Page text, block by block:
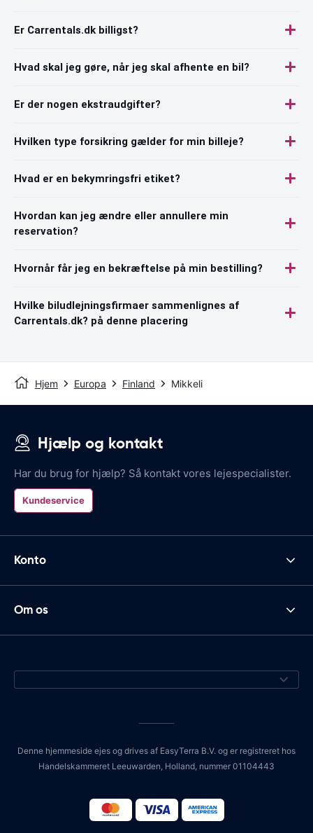
Er Carrentals.dk billigst?
Hvad skal jeg gøre, når jeg skal afhente en bil?
Er der nogen ekstraudgifter?
Hvilken type forsikring gælder for min billeje?
Hvad er en bekymringsfri etiket?
Hvordan kan jeg ændre eller annullere min
reservation?
Hvornår får jeg en bekræftelse på min bestilling?
Hvilke biludlejningsfirmaer sammenlignes af
Carrentals.dk? på denne placering
Hjem Europa Finland Mikkeli
Hjælp og kontakt
Har du brug for hjælp? Så kontakt vores lejespecialister.
Kundeservice
Konto
Om os
Denne hjemmeside ejes og drives af EasyTerra B.V. og er registreret hos
Handelskammeret Leeuwarden, Holland, nummer 01104443